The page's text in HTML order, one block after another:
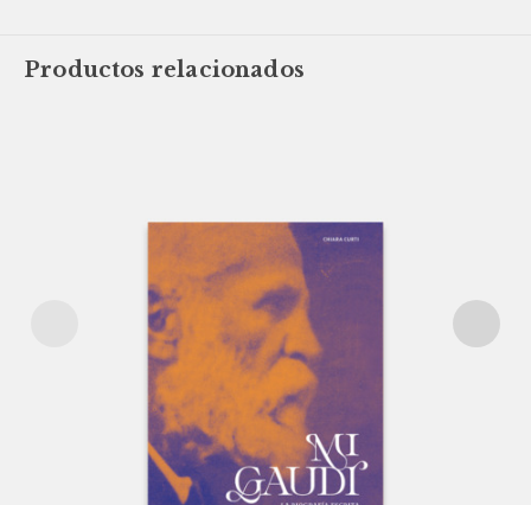
Productos relacionados